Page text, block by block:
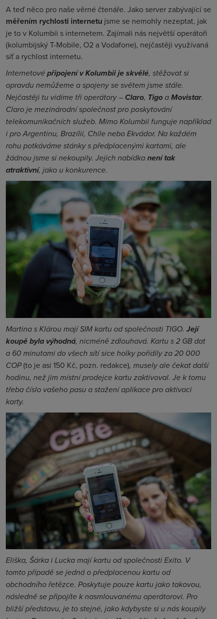
A teď něco pro naše věrné čtenáře. Jako server zabývající se
měřením rychlosti internetu jsme se nemohly nezeptat, jak
je to v Kolumbii s internetem. Zajímali nás největší operátoři
(kolumbijský T-Mobile, O2 a Vodafone), nejčastěji využívaná
síť a rychlost internetu.
Internetovépřipojení v Kolumbii je skvělé, stěžovat si
opravdu nemůžeme a spojeny se světem jsme stále.
Nejčastěji tu vidíme tři operátory –Claro, TigoaMovistar.
Claro je mezinárodní společnost pro poskytování
telekomunikačních služeb. Mimo Kolumbii funguje například
i pro Argentinu, Brazílii, Chile nebo Ekvádor. Na každém
rohu potkáváme stánky s předplacenými kartami, ale
žádnou jsme si nekoupily. Jejich nabídkanení tak
atraktivní, jako u konkurence.
Martina s Klárou mají SIM kartu od společnosti TIGO. Její
koupě byla výhodná, nicméně zdlouhavá. Kartu s 2 GB dat
a 60 minutami do všech sítí sice holky pořídily za 20 000
COP(to je asi 150 Kč, pozn. redakce), musely ale čekat další
hodinu, než jim místní prodejce kartu zaktivoval. Je k tomu
třeba číslo vašeho pasu a stažení aplikace pro aktivaci
karty.
Eliška, Šárka i Lucka mají kartu od společnosti Exito. V
tomto případě se jedná o předplacenou kartu od
obchodního řetězce. Poskytuje pouze kartu jako takovou,
následně se připojíte k nasmlouvanému operátorovi. Pro
bližší představu, je to stejné, jako kdybyste si u nás koupily